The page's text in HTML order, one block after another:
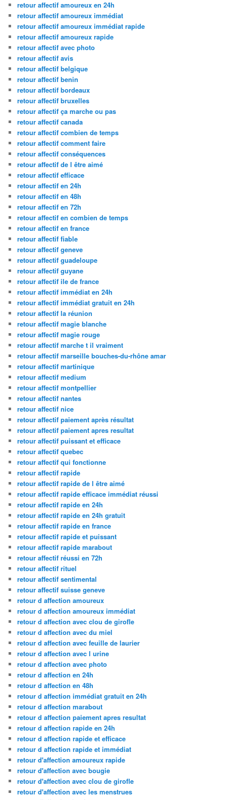
retour affectif amoureux en 24h
retour affectif amoureux immédiat
retour affectif amoureux immédiat rapide
retour affectif amoureux rapide
retour affectif avec photo
retour affectif avis
retour affectif belgique
retour affectif benin
retour affectif bordeaux
retour affectif bruxelles
retour affectif ça marche ou pas
retour affectif canada
retour affectif combien de temps
retour affectif comment faire
retour affectif conséquences
retour affectif de l être aimé
retour affectif efficace
retour affectif en 24h
retour affectif en 48h
retour affectif en 72h
retour affectif en combien de temps
retour affectif en france
retour affectif fiable
retour affectif geneve
retour affectif guadeloupe
retour affectif guyane
retour affectif ile de france
retour affectif immédiat en 24h
retour affectif immédiat gratuit en 24h
retour affectif la réunion
retour affectif magie blanche
retour affectif magie rouge
retour affectif marche t il vraiment
retour affectif marseille bouches-du-rhône amar
retour affectif martinique
retour affectif medium
retour affectif montpellier
retour affectif nantes
retour affectif nice
retour affectif paiement après résultat
retour affectif paiement apres resultat
retour affectif puissant et efficace
retour affectif quebec
retour affectif qui fonctionne
retour affectif rapide
retour affectif rapide de l être aimé
retour affectif rapide efficace immédiat réussi
retour affectif rapide en 24h
retour affectif rapide en 24h gratuit
retour affectif rapide en france
retour affectif rapide et puissant
retour affectif rapide marabout
retour affectif réussi en 72h
retour affectif rituel
retour affectif sentimental
retour affectif suisse geneve
retour d affection amoureux
retour d affection amoureux immédiat
retour d affection avec clou de girofle
retour d affection avec du miel
retour d affection avec feuille de laurier
retour d affection avec l urine
retour d affection avec photo
retour d affection en 24h
retour d affection en 48h
retour d affection immédiat gratuit en 24h
retour d affection marabout
retour d affection paiement apres resultat
retour d affection rapide en 24h
retour d affection rapide et efficace
retour d affection rapide et immédiat
retour d'affection amoureux rapide
retour d'affection avec bougie
retour d'affection avec clou de girofle
retour d'affection avec les menstrues